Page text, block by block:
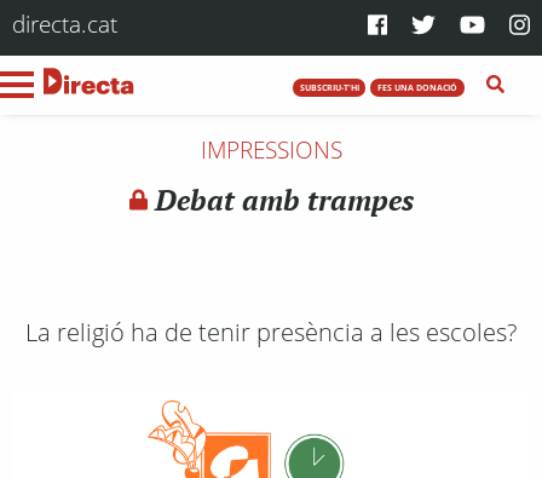
directa.cat
SUBSCRIU-T'HI FES UNA DONACIÓ
IMPRESSIONS
Debat amb trampes
La religió ha de tenir presència a les escoles?